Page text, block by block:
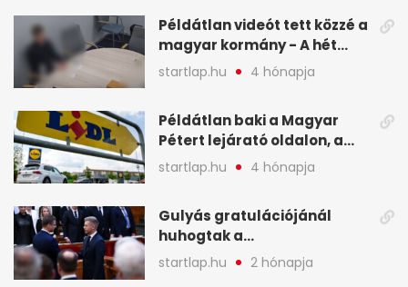
Példátlan videót tett közzé a
magyar kormány - A hét
legfontosabb hírei
képekben
startlap.hu 4 hónapja
Példátlan baki a Magyar
Pétert lejárató oldalon, a
Lidlnek azonnal lépnie
kellett - A hét legfontosabb
startlap.hu 4 hónapja
Gulyás gratulációjánál
huhogtak a
leghangosabban, miután
Magyart miniszterelnökké
startlap.hu 2 hónapja